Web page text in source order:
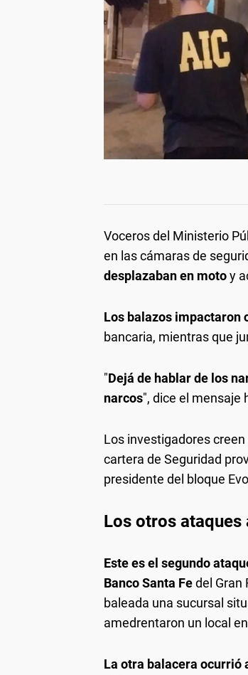
Voceros del Ministerio
en las cámaras de
desplazaban en motoy
Los balazos impactaron
bancaria, mientras que
"Dejá de hablar de los
narcos", dice el mensaje
Los investigadores
cartera de Seguridad
presidente del bloque
Los otros ataques
Este es el segundo
Banco Santa Fedel Gran
baleada una sucursal
amedrentaron un local
La otra balacera ocurrió